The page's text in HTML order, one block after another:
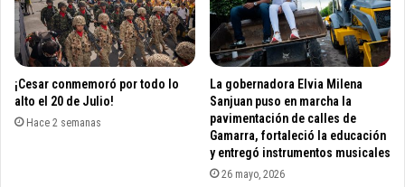
m
e
z
d
e
b
e
¡Cesar conmemoró por todo lo
alto el 20 de Julio!
Hace 2 semanas
La gobernadora Elvia Milena
Sanjuan puso en marcha la
pavimentación de calles de
Gamarra, fortaleció la educación
y entregó instrumentos musicales
26 mayo, 2026